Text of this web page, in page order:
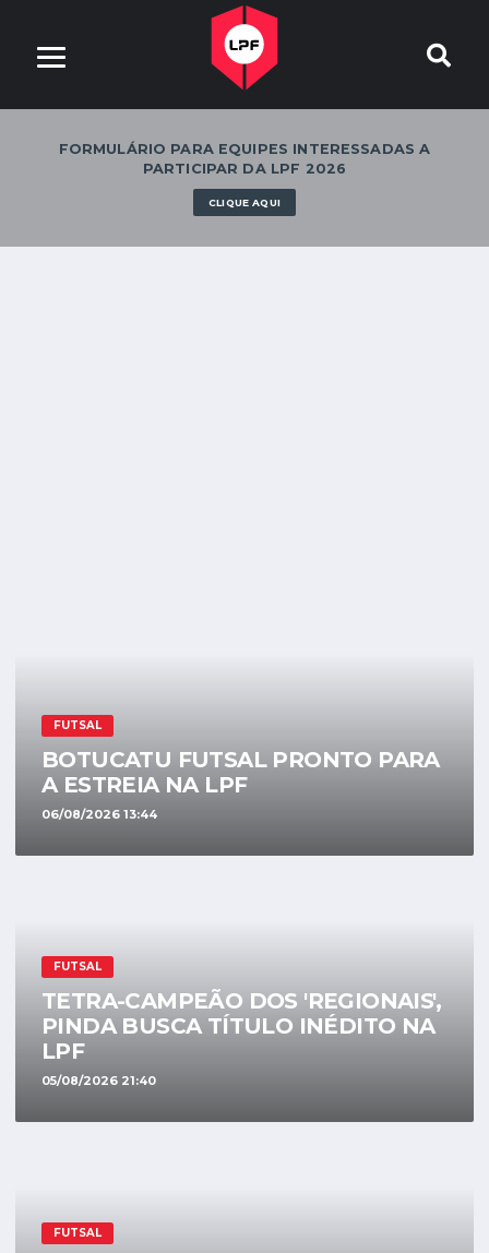
FORMULÁRIO PARA EQUIPES INTERESSADAS A
PARTICIPAR DA LPF 2026
CLIQUE AQUI
FUTSAL
BOTUCATU FUTSAL PRONTO PARA
A ESTREIA NA LPF
06/08/2026 13:44
FUTSAL
TETRA-CAMPEÃO DOS 'REGIONAIS',
PINDA BUSCA TÍTULO INÉDITO NA
LPF
05/08/2026 21:40
FUTSAL